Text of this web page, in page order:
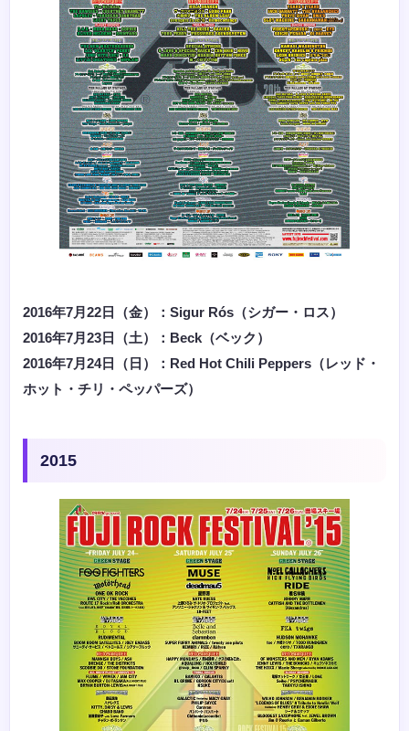
2016年7月22日（金）：Sigur Rós（シガー・ロス）
2016年7月23日（土）：Beck（ベック）
2016年7月24日（日）：Red Hot Chili Peppers（レッド・
ホット・チリ・ペッパーズ）
2015